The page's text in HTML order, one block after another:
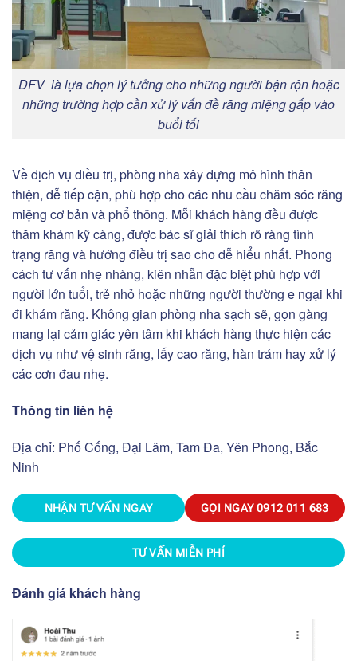
DFV là lựa chọn lý tưởng cho những người bận rộn hoặc
những trường hợp cần xử lý vấn đề răng miệng gấp vào
buổi tối
Về dịch vụ điều trị, phòng nha xây dựng mô hình thân
thiện, dễ tiếp cận, phù hợp cho các nhu cầu chăm sóc răng
miệng cơ bản và phổ thông. Mỗi khách hàng đều được
thăm khám kỹ càng, được bác sĩ giải thích rõ ràng tình
trạng răng và hướng điều trị sao cho dễ hiểu nhất. Phong
cách tư vấn nhẹ nhàng, kiên nhẫn đặc biệt phù hợp với
người lớn tuổi, trẻ nhỏ hoặc những người thường e ngại khi
đi khám răng. Không gian phòng nha sạch sẽ, gọn gàng
mang lại cảm giác yên tâm khi khách hàng thực hiện các
dịch vụ như vệ sinh răng, lấy cao răng, hàn trám hay xử lý
các cơn đau nhẹ.
Thông tin liên hệ
Địa chỉ: Phố Cống, Đại Lâm, Tam Đa, Yên Phong, Bắc
Ninh
NHẬN TƯ VẤN NGAY GỌI NGAY0912 011 683
TƯ VẤN MIỄN PHÍ
Đánh giá khách hàng